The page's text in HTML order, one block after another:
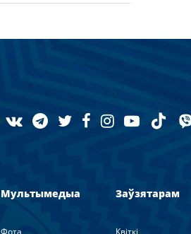
Мультымедыа
Фота
Заўзятарам
Квіткі